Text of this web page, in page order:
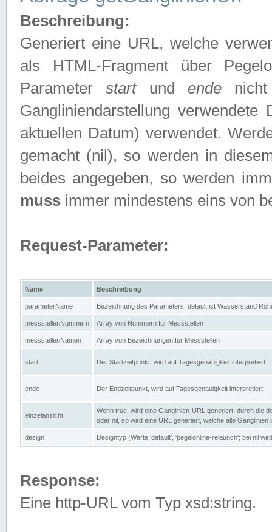
Beschreibung:
Generiert eine URL, welche
als HTML-Fragment über
Parameterstartund endenicht
Gangliniendarstellung
aktuellen Datum) verwendet.
gemacht (nil), so werden in
beides angegeben, so werden
muss immer mindestens eins von
Request-Parameter:
Name Beschreibung
parameterName Bezeichnung des Parameters; default ist Wasserstand
messstellenNummern Array von Nummern für Messstellen
messstellenNamen Array von Bezeichnungen für Messstellen
start Der Startzeitpunkt, wird auf Tagesgenauigkeit interpretiert.
ende Der Endzeitpunkt, wird auf Tagesgenauigkeit interpretiert.
einzelansicht
Wenn true, wird eine Ganglinien-URL generiert, durch die
oder nil, so wird eine URL generiert, welche alle Ganglinien
design Designtyp (Werte:'default', 'pegelonline-relaunch'; bei nil
Response:
Eine http-URL vom Typ xsd:string.